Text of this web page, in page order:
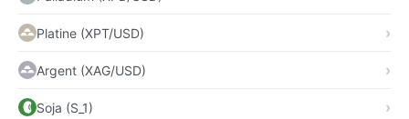
Platine (XPT/USD)
Argent (XAG/USD)
Soja (S_1)